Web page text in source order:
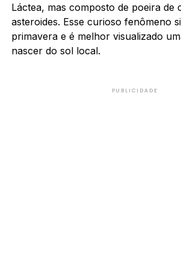
Láctea, mas composto de poeira de
asteroides. Esse curioso fenômeno
primavera e é melhor visualizado
nascer do sol local.
PUBLICIDADE